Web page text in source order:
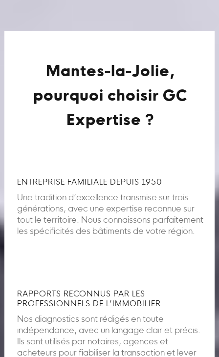
Mantes-la-Jolie,
pourquoi choisir GC
Expertise ?
ENTREPRISE FAMILIALE DEPUIS 1950
Une tradition d’excellence transmise sur trois
générations, avec une expertise reconnue sur
tout le territoire. Nous connaissons parfaitement
les spécificités des bâtiments de votre région.
RAPPORTS RECONNUS PAR LES
PROFESSIONNELS DE L’IMMOBILIER
Nos diagnostics sont rédigés en toute
indépendance, avec un langage clair et précis.
Ils sont utilisés par notaires, agences et
acheteurs pour fiabiliser la transaction et lever